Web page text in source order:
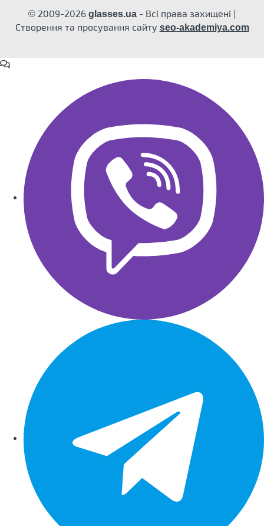
© 2009-2026 glasses.ua - Всі права захищені |
Створення та просування сайту seo-akademiya.com